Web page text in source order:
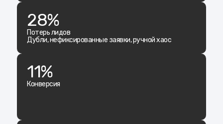
28%
Потерь лидов
Дубли, нефиксированные заявки, ручной хаос
11%
Конверсия